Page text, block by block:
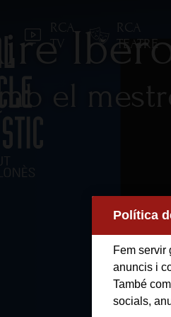
RCA
TV
RCA
TEATRE
Cercle Artístic
i Activitats
el
Política
Fem servir
anuncis i
També
socials,